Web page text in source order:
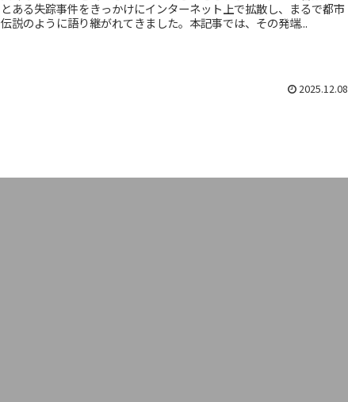
とある失踪事件をきっかけにインターネット上で拡散し、まるで都市
伝説のように語り継がれてきました。本記事では、その発端...
2025.12.08